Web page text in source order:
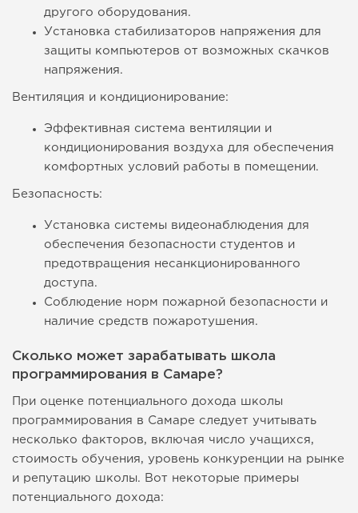
другого оборудования.
Установка стабилизаторов напряжения для
защиты компьютеров от возможных скачков
напряжения.
Вентиляция и кондиционирование:
Эффективная система вентиляции и
кондиционирования воздуха для обеспечения
комфортных условий работы в помещении.
Безопасность:
Установка системы видеонаблюдения для
обеспечения безопасности студентов и
предотвращения несанкционированного
доступа.
Соблюдение норм пожарной безопасности и
наличие средств пожаротушения.
Сколько может зарабатывать школа
программирования в Самаре?
При оценке потенциального дохода школы
программирования в Самаре следует учитывать
несколько факторов, включая число учащихся,
стоимость обучения, уровень конкуренции на рынке
и репутацию школы. Вот некоторые примеры
потенциального дохода: